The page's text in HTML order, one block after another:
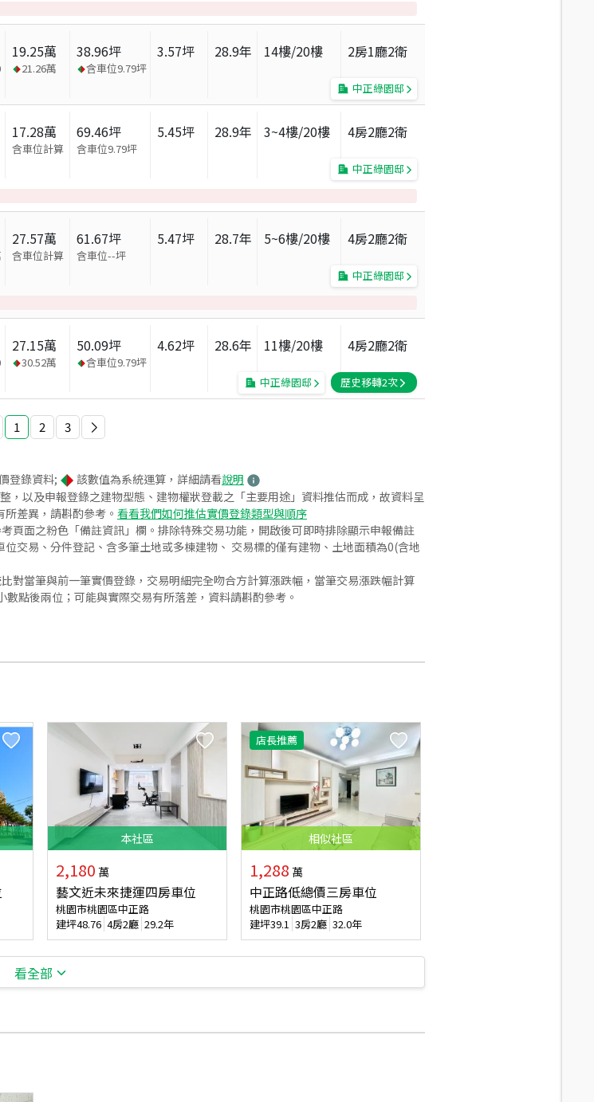
19.25萬
21.26萬
38.96坪
含車位9.79坪
3.57坪 28.9年 14樓/20樓 2房1廳2衛
中正綠園邸
17.28萬
含車位計算
69.46坪
含車位9.79坪
5.45坪 28.9年 3~4樓/20樓 4房2廳2衛
中正綠園邸
27.57萬
含車位計算
61.67坪
含車位--坪
5.47坪 28.7年 5~6樓/20樓 4房2廳2衛
中正綠園邸
27.15萬
30.52萬
50.09坪
含車位9.79坪
4.62坪 28.6年 11樓/20樓 4房2廳2衛
中正綠園邸 歷史移轉2次
1 2 3
登錄資料; 該數值為系統運算，詳細請看說明
以及申報登錄之建物型態、建物權狀登載之「主要用途」資料推估而成，故資料呈
差異，請斟酌參考。 看看我們如何推估實價登錄類型與順序
頁面之粉色「備註資訊」欄。排除特殊交易功能，開啟後可即時排除顯示申報備註
交易、分件登記、含多筆土地或多棟建物、 交易標的僅有建物、土地面積為0(含地
對當筆與前一筆實價登錄，交易明細完全吻合方計算漲跌幅，當筆交易漲跌幅計算
點後兩位；可能與實際交易有所落差，資料請斟酌參考。
本社區
2,180 萬
藝文近未來捷運四房車位
桃園市桃園區中正路
建坪48.76 4房2廳 29.2年
店長推薦
相似社區
1,288 萬
中正路低總價三房車位
桃園市桃園區中正路
建坪39.1 3房2廳 32.0年
看全部